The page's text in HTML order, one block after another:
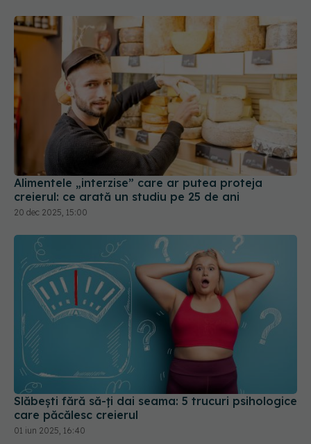
Alimentele „interzise” care ar putea proteja
creierul: ce arată un studiu pe 25 de ani
20 dec 2025, 15:00
Slăbești fără să-ți dai seama: 5 trucuri psihologice
care păcălesc creierul
01 iun 2025, 16:40